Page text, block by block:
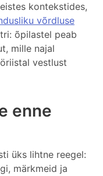
kontekstides,
võrdluse
õpilastel peab
mille najal
vestlust
enne
üks lihtne reegel:
märkmeid ja